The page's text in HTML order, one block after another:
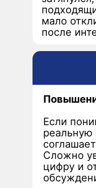
мало
после
Если
реальную
Сложно
цифру и